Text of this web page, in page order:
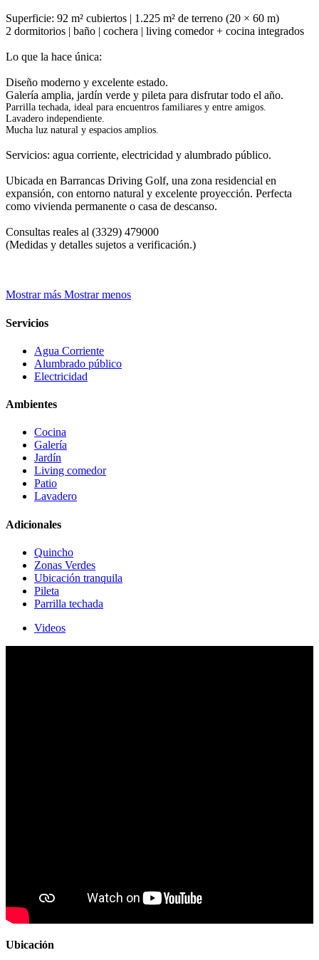
Superficie: 92 m² cubiertos | 1.225 m² de terreno (20 × 60 m)
2 dormitorios | baño | cochera | living comedor + cocina integrados
Lo que la hace única:
Diseño moderno y excelente estado.
Galería amplia, jardín verde y pileta para disfrutar todo el año.
Parrilla techada, ideal para encuentros familiares y entre amigos.
Lavadero independiente.
Mucha luz natural y espacios amplios.
Servicios: agua corriente, electricidad y alumbrado público.
Ubicada en Barrancas Driving Golf, una zona residencial en
expansión, con entorno natural y excelente proyección. Perfecta
como vivienda permanente o casa de descanso.
Consultas reales al (3329) 479000
(Medidas y detalles sujetos a verificación.)
Mostrar más Mostrar menos
Servicios
Agua Corriente
Alumbrado público
Electricidad
Ambientes
Cocina
Galería
Jardín
Living comedor
Patio
Lavadero
Adicionales
Quincho
Zonas Verdes
Ubicación tranquila
Pileta
Parrilla techada
Videos
Ubicación